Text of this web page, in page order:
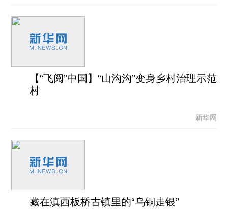
【“飞阅”中国】“山沟沟”变身乡村治理示范
村
新华网
藏在滇西板桥古镇里的“乌铜走银”